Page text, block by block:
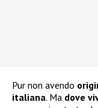
Pur non avendo
italiana. Ma dove